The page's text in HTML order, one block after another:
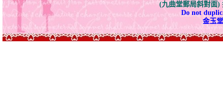
(九曲堂郵局斜對面)
Do not
金玉